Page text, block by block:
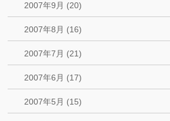
2007年9月 (20)
2007年8月 (16)
2007年7月 (21)
2007年6月 (17)
2007年5月 (15)